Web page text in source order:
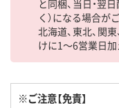
と同梱、当日・翌
く）になる場合
北海道、東北、関
けに1～6営業日
※ご注意【免責】